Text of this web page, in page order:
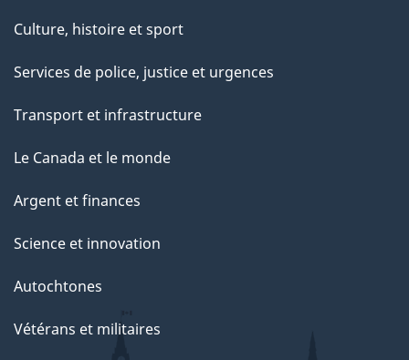
Culture, histoire et sport
Services de police, justice et urgences
Transport et infrastructure
Le Canada et le monde
Argent et finances
Science et innovation
Autochtones
Vétérans et militaires